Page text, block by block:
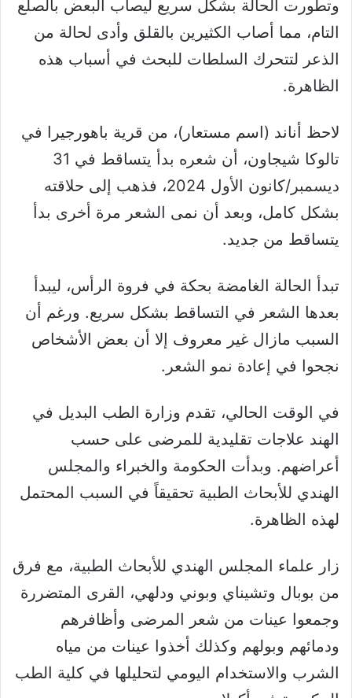
وتطورت الحالة بشكل سريع ليصاب البعض بالصلع
التام، مما أصاب الكثيرين بالقلق وأدى لحالة من
الذعر لتتحرك السلطات للبحث في أسباب هذه
الظاهرة.
لاحظ أناند (اسم مستعار)، من قرية باهورجيرا في
تالوكا شيجاون، أن شعره بدأ يتساقط في 31
ديسمبر/كانون الأول 2024، فذهب إلى حلاقته
بشكل كامل، وبعد أن نمى الشعر مرة أخرى بدأ
يتساقط من جديد.
تبدأ الحالة الغامضة بحكة في فروة الرأس، ليبدأ
بعدها الشعر في التساقط بشكل سريع. ورغم أن
السبب مازال غير معروف إلا أن بعض الأشخاص
نجحوا في إعادة نمو الشعر.
في الوقت الحالي، تقدم وزارة الطب البديل في
الهند علاجات تقليدية للمرضى على حسب
أعراضهم. وبدأت الحكومة والخبراء والمجلس
الهندي للأبحاث الطبية تحقيقاً في السبب المحتمل
لهذه الظاهرة.
زار علماء المجلس الهندي للأبحاث الطبية، مع فرق
من بوبال وتشيناي وبوني ودلهي، القرى المتضررة
وجمعوا عينات من شعر المرضى وأظافرهم
ودمائهم وبولهم وكذلك أخذوا عينات من مياه
الشرب والاستخدام اليومي لتحليلها في كلية الطب